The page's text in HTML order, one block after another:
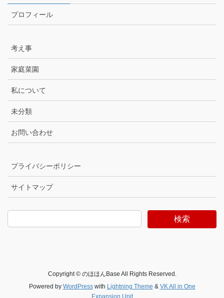
プロフィール
考え事
家庭菜園
私について
未分類
お問い合わせ
プライバシーポリシー
サイトマップ
検索
Copyright © のほほんBase All Rights Reserved.
Powered by WordPresswith Lightning Theme & VK All in One
Expansion Unit